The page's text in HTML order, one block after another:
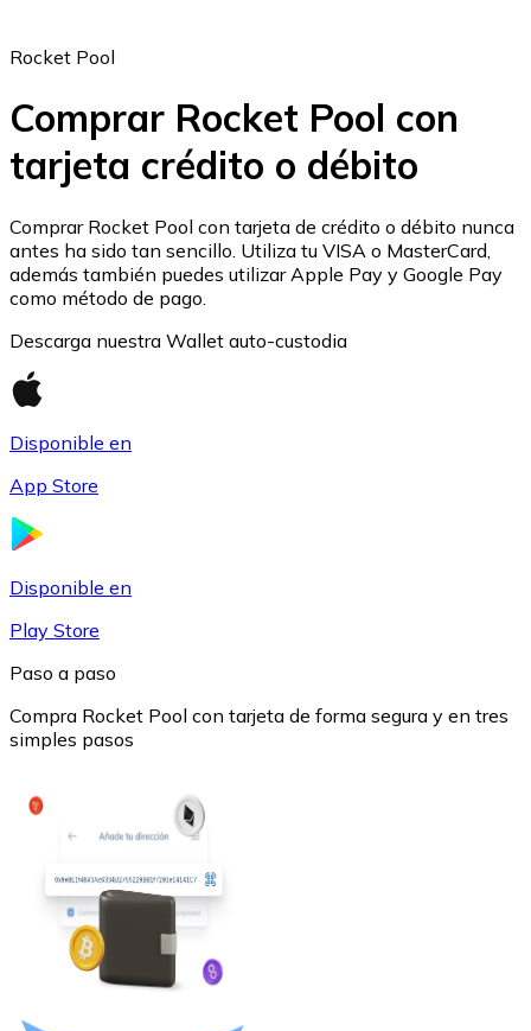
Ethereum
ETH
LTC
Rocket Pool
Comprar Rocket Pool con
tarjeta crédito o débito
Comprar Rocket Pool con tarjeta de crédito o débito nunca
antes ha sido tan sencillo. Utiliza tu VISA o MasterCard,
además también puedes utilizar Apple Pay y Google Pay
como método de pago.
Descarga nuestra Wallet auto-custodia
Disponible en
App Store
Disponible en
Play Store
Paso a paso
Compra Rocket Pool con tarjeta de forma segura y en tres
simples pasos